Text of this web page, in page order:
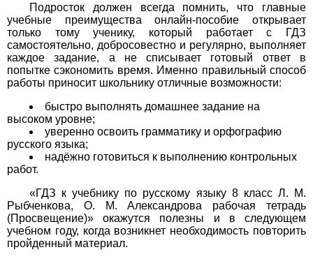
1
2 3 4 5 7 8 9 10
11
Черчение
1
2 3 4 5 6 7 8 9 10
11
Экология
2 3 4 5 6 7 8 9 10
2 3 4 5 6 7 8 9 10 11
Подросток должен всегда помнить, что главные
учебные преимущества онлайн-пособие открывает
только тому ученику, который работает с ГДЗ
самостоятельно, добросовестно и регулярно, выполняет
каждое задание, а не списывает готовый ответ в
попытке сэкономить время. Именно правильный способ
работы приносит школьнику отличные возможности:
быстро выполнять домашнее задание на
высоком уровне;
уверенно освоить грамматику и орфографию
русского языка;
надёжно готовиться к выполнению контрольных
работ.
«ГДЗ к учебнику по русскому языку 8 класс Л. М.
Рыбченкова, О. М. Александрова рабочая тетрадь
(Просвещение)» окажутся полезны и в следующем
учебном году, когда возникнет необходимость повторить
пройденный материал.